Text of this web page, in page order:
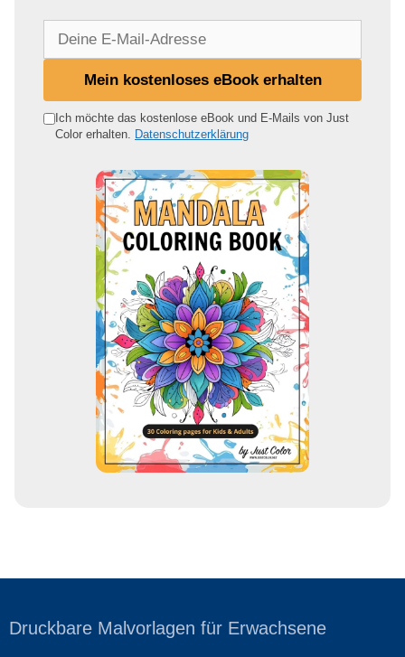
e
Mein kostenloses eBook erhalten
Ich möchte das kostenlose eBook und E-Mails von Just
Color erhalten. Datenschutzerklärung
Druckbare Malvorlagen für Erwachsene